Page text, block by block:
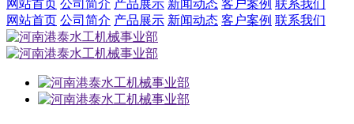
网站首页 公司简介 产品展示 新闻动态 客户案例 联系我们
网站首页 公司简介 产品展示 新闻动态 客户案例 联系我们